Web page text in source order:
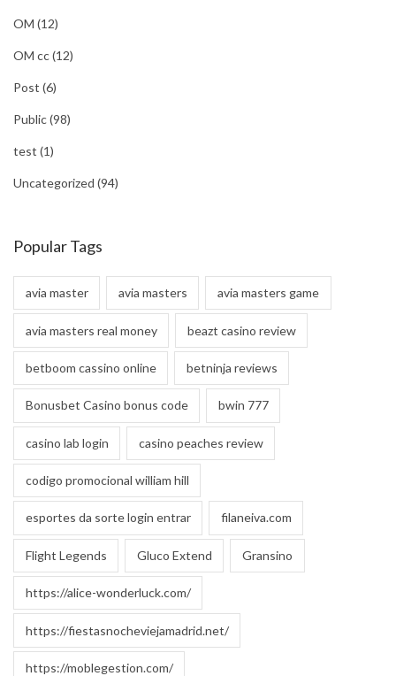
OM (12)
OM cc(12)
Post (6)
Public(98)
test (1)
Uncategorized (94)
Popular Tags
avia master avia masters avia masters game
avia masters real money beazt casino review
betboom cassino online betninja reviews
Bonusbet Casino bonus code bwin 777
casino lab login casino peaches review
codigo promocional william hill
esportes da sorte login entrar filaneiva.com
Flight Legends Gluco Extend Gransino
https://alice-wonderluck.com/
https://fiestasnocheviejamadrid.net/
https://moblegestion.com/